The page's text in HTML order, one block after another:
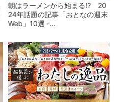
朝はラーメンから始まる!? 20
24年話題の記事「おとなの週末
Web」10選 -...